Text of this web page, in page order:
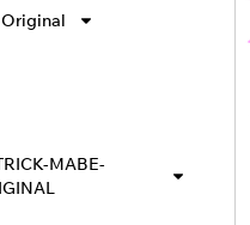
Original
MABE-